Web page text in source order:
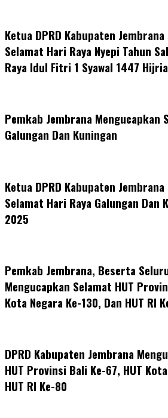
Ketua DPRD Kabupaten
Selamat Hari Raya Nyepi Tahun
Raya Idul Fitri 1 Syawal 1447
Pemkab Jembrana Mengucapkan
Galungan Dan Kuningan
Ketua DPRD Kabupaten
Selamat Hari Raya Galungan Dan
2025
Pemkab Jembrana, Beserta
Mengucapkan Selamat HUT
Kota Negara Ke-130, Dan HUT RI
DPRD Kabupaten Jembrana
HUT Provinsi Bali Ke-67, HUT
HUT RI Ke-80